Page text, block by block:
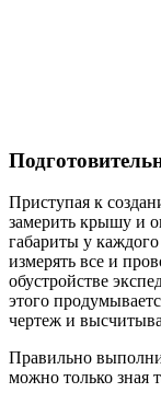
Приступая к
замерить крышу и
габариты у
измерять все и
обустройстве
этого
чертеж и
Правильно
можно только зная